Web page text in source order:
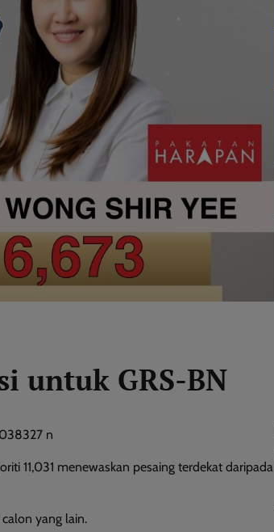
untuk GRS-BN
11,031 menewaskan pesaing terdekat daripada
yang lain.